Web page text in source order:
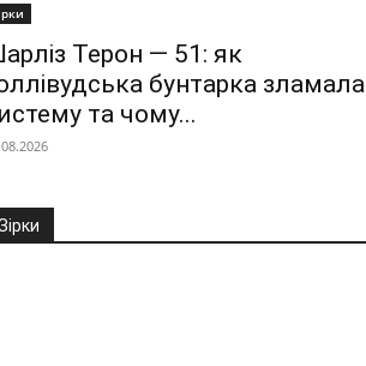
Терон — 51: як
бунтарка зламала
та чому...